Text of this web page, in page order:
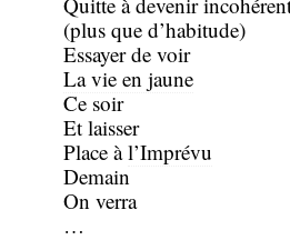
(plus que d’habitude)
Essayer de voir
La vie en jaune
Ce soir
Et laisser
Place àl’Imprévu
Demain
On verra
…